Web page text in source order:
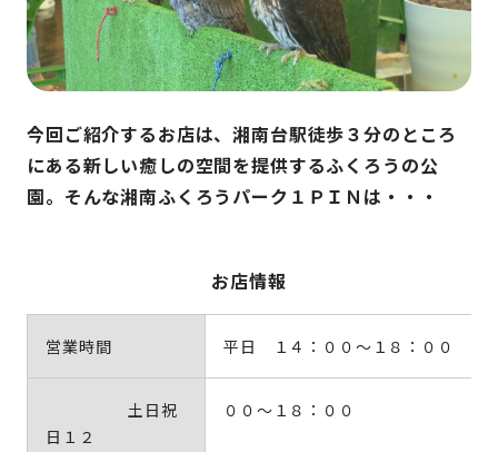
今回ご紹介するお店は、湘南台駅徒歩３分のところ
にある新しい癒しの空間を提供するふくろうの公
園。そんな湘南ふくろうパーク１ＰＩＮは・・・
お店情報
営業時間 平日 １４：００～１８：００
土日祝
日１２
００～１８：００